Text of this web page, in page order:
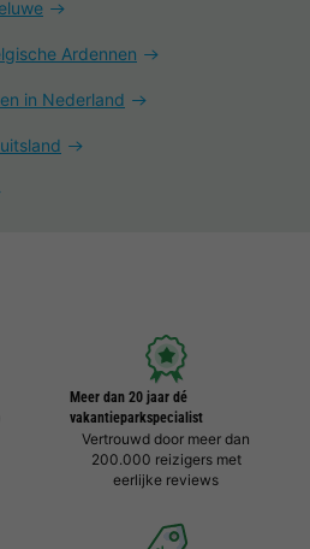
Ardennen
in Nederland
Meer dan 20 jaar dé
vakantieparkspecialist
Vertrouwd door meer dan
200.000 reizigers met
eerlijke reviews